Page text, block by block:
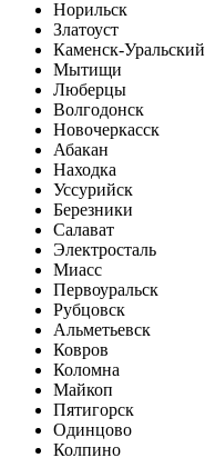
Норильск
Златоуст
Каменск-Уральский
Мытищи
Люберцы
Волгодонск
Новочеркасск
Абакан
Находка
Уссурийск
Березники
Салават
Электросталь
Миасс
Первоуральск
Рубцовск
Альметьевск
Ковров
Коломна
Майкоп
Пятигорск
Одинцово
Колпино